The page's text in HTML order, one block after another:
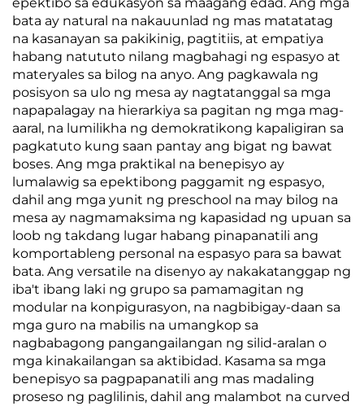
bata ay natural na nakauunlad ng mas matatatag
na kasanayan sa pakikinig, pagtitiis, at empatiya
habang natututo nilang magbahagi ng espasyo at
materyales sa bilog na anyo. Ang pagkawala ng
posisyon sa ulo ng mesa ay nagtatanggal sa mga
napapalagay na hierarkiya sa pagitan ng mga mag-
aaral, na lumilikha ng demokratikong kapaligiran sa
pagkatuto kung saan pantay ang bigat ng bawat
boses. Ang mga praktikal na benepisyo ay
lumalawig sa epektibong paggamit ng espasyo,
dahil ang mga yunit ng preschool na may bilog na
mesa ay nagmamaksima ng kapasidad ng upuan sa
loob ng takdang lugar habang pinapanatili ang
komportableng personal na espasyo para sa bawat
bata. Ang versatile na disenyo ay nakakatanggap ng
iba't ibang laki ng grupo sa pamamagitan ng
modular na konpigurasyon, na nagbibigay-daan sa
mga guro na mabilis na umangkop sa
nagbabagong pangangailangan ng silid-aralan o
mga kinakailangan sa aktibidad. Kasama sa mga
benepisyo sa pagpapanatili ang mas madaling
proseso ng paglilinis, dahil ang malambot na curved